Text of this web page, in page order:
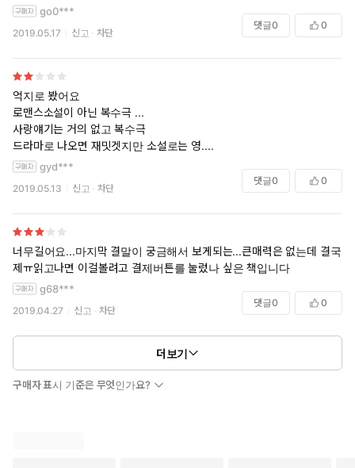
go0***
2019.05.17 신고 차단
댓글0 0
억지로 봤어요
로맨스소설이 아닌 복수극 ...
사랑얘기는 거의 없고 복수극
드라마로 나오면 재밋겟지만 소설로는 영....
gyd***
2019.05.13 신고 차단
댓글0 0
너무길어요...마지막 결말이 궁금해서 보게되는...큰매력은 없는데 결국결
제ㅠ읽고나면 이걸볼려고 결제버튼를 눌렀나 싶은 책입니다
g68***
2019.04.27 신고 차단
댓글0 0
더보기
구매자 표시 기준은 무엇인가요?